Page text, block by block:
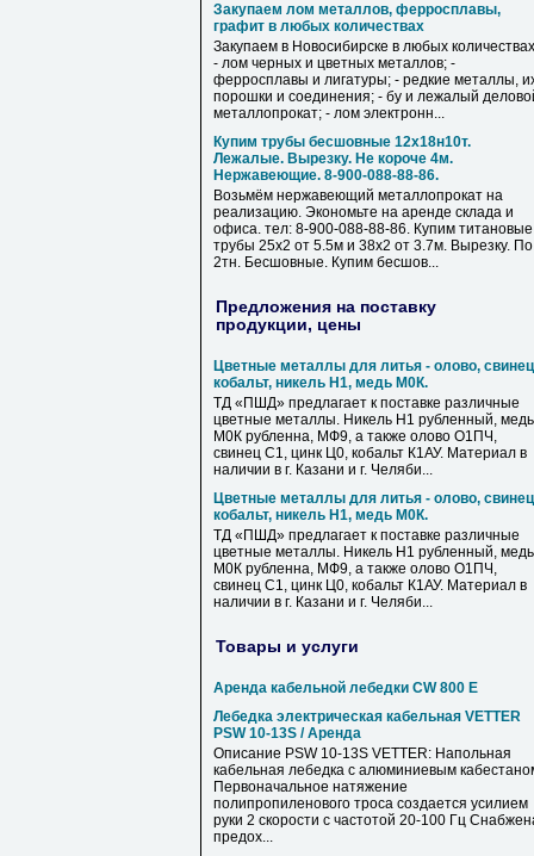
Закупаем лом металлов, ферросплавы,
графит в любых количествах
Закупаем в Новосибирске в любых
- лом черных и цветных металлов; -
ферросплавы и лигатуры; - редкие металлы,
порошки и соединения; - бу и лежалый
металлопрокат; - лом электронн...
Купим трубы бесшовные 12х18н10т.
Лежалые. Вырезку. Не короче 4м.
Нержавеющие. 8-900-088-88-86.
Возьмём нержавеющий металлопрокат на
реализацию. Экономьте на аренде склада и
офиса. тел: 8-900-088-88-86. Купим титановые
трубы 25х2 от 5.5м и 38х2 от 3.7м. Вырезку. По
2тн. Бесшовные. Купим бесшов...
Предложения на поставку
продукции, цены
Цветные металлы для литья - олово,
кобальт, никель Н1, медь М0К.
ТД «ПШД» предлагает к поставке различные
цветные металлы. Никель Н1 рубленный, медь
М0К рубленна, МФ9, а также олово О1ПЧ,
свинец С1, цинк Ц0, кобальт К1АУ. Материал в
наличии в г. Казани и г. Челяби...
Цветные металлы для литья - олово,
кобальт, никель Н1, медь М0К.
ТД «ПШД» предлагает к поставке различные
цветные металлы. Никель Н1 рубленный, медь
М0К рубленна, МФ9, а также олово О1ПЧ,
свинец С1, цинк Ц0, кобальт К1АУ. Материал в
наличии в г. Казани и г. Челяби...
Товары и услуги
Аренда кабельной лебедки CW 800 E
Лебедка электрическая кабельная VETTER
PSW 10-13S / Аренда
Описание PSW 10-13S VETTER: Напольная
кабельная лебедка с алюминиевым
Первоначальное натяжение
полипропиленового троса создается усилием
руки 2 скорости с частотой 20-100 Гц
предох...